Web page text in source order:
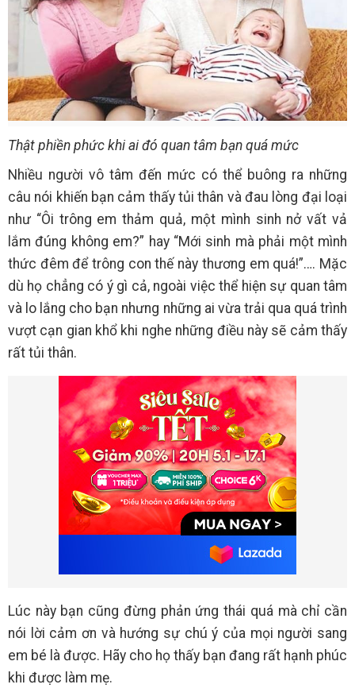
Thật phiền phức khi ai đó quan tâm bạn quá mức
Nhiều người vô tâm đến mức có thể buông ra những
câu nói khiến bạn cảm thấy tủi thân và đau lòng đại loại
như “Ôi trông em thảm quả, một mình sinh nở vất vả
lắm đúng không em?” hay “Mới sinh mà phải một mình
thức đêm để trông con thế này thương em quá!”…. Mặc
dù họ chẳng có ý gì cả, ngoài việc thể hiện sự quan tâm
và lo lắng cho bạn nhưng những ai vừa trải qua quá trình
vượt cạn gian khổ khi nghe những điều này sẽ cảm thấy
rất tủi thân.
Lúc này bạn cũng đừng phản ứng thái quá mà chỉ cần
nói lời cảm ơn và hướng sự chú ý của mọi người sang
em bé là được. Hãy cho họ thấy bạn đang rất hạnh phúc
khi được làm mẹ.